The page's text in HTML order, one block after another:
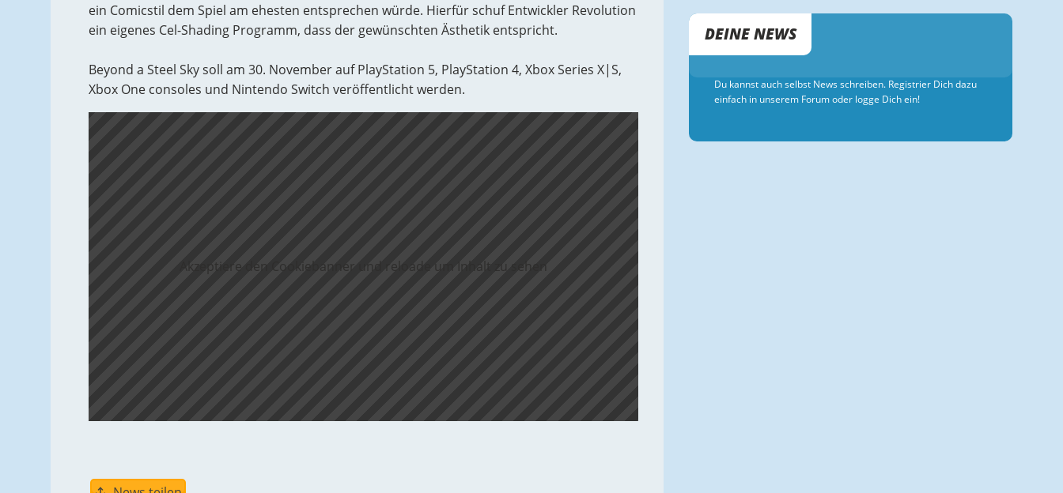
ein Comicstil dem Spiel am ehesten entsprechen würde. Hierfür schuf Entwickler Revolution
ein eigenes Cel-Shading Programm, dass der gewünschten Ästhetik entspricht.
Beyond a Steel Sky soll am 30. November auf PlayStation 5, PlayStation 4, Xbox Series X|S,
Xbox One consoles und Nintendo Switch veröffentlicht werden.
Akzeptiere den Cookiebanner und reloade um Inhalt zu sehen
DEINE NEWS
Du kannst auch selbst News schreiben. Registrier Dich dazu
einfach in unserem Forum oder logge Dich ein!